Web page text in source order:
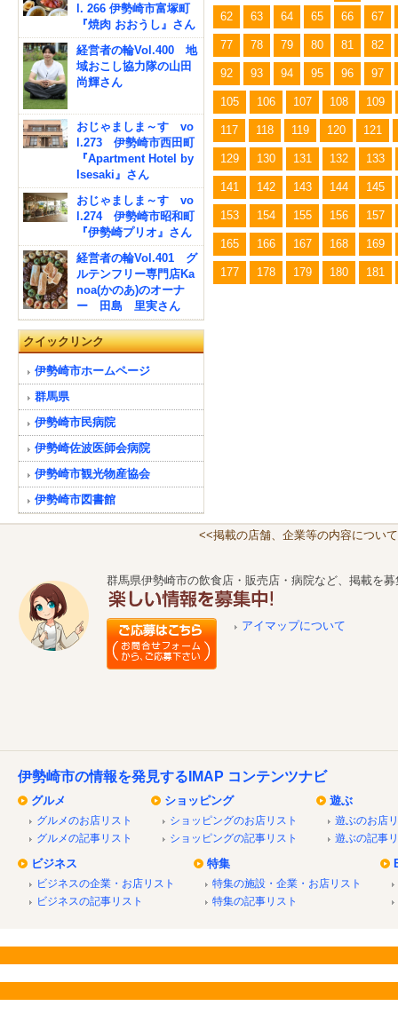
62 63 64 65 66 67
77 78 79 80 81 82
92 93 94 95 96 97
105 106 107 108 109
117 118 119 120 121
129 130 131 132 133
141 142 143 144 145
153 154 155 156 157
165 166 167 168 169
177 178 179 180 181
l. 266 伊勢崎市富塚町
『焼肉 おおうし』さん
経営者の輪Vol.400 地
域おこし協力隊の山田
尚輝さん
おじゃましま～す vo
l.273 伊勢崎市西田町
『Apartment Hotel by
Isesaki』さん
おじゃましま～す vo
l.274 伊勢崎市昭和町
『伊勢崎プリオ』さん
経営者の輪Vol.401 グ
ルテンフリー専門店Ka
noa(かのあ)のオーナ
ー 田島 里実さん
クイックリンク
伊勢崎市ホームページ
群馬県
伊勢崎市民病院
伊勢崎佐波医師会病院
伊勢崎市観光物産協会
伊勢崎市図書館
<<掲載の店舗、企業等の内容につい
群馬県伊勢崎市の飲食店・販売店・病院など、掲載を
アイマップについて
伊勢崎市の情報を発見するIMAP コンテンツナビ
グルメ
グルメのお店リスト
グルメの記事リスト
ショッピング
ショッピングのお店リスト
ショッピングの記事リスト
遊ぶ
遊ぶのお店
遊ぶの記事
ビジネス
ビジネスの企業・お店リスト
ビジネスの記事リスト
特集
特集の施設・企業・お店リスト
特集の記事リスト